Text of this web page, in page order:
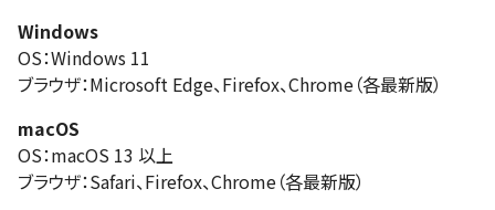
Windows
OS：Windows 11
ブラウザ：Microsoft Edge、Firefox、Chrome（各最新版）
macOS
OS：macOS 13 以上
ブラウザ：Safari、Firefox、Chrome（各最新版）